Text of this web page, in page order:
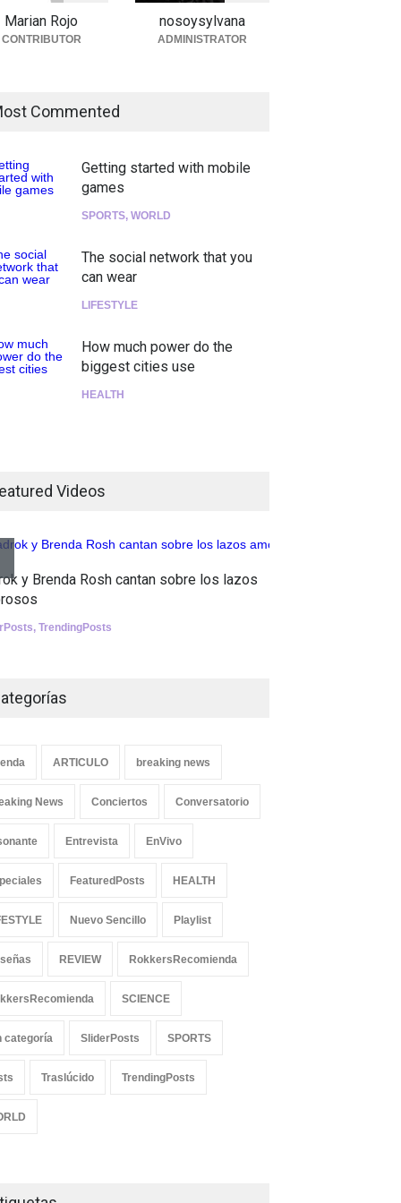
Marian Rojo
CONTRIBUTOR
nosoysylvana
ADMINISTRATOR
Commented
Getting started with mobile
games
SPORTS, WORLD
The social network that you
can wear
LIFESTYLE
How much power do the
biggest cities use
HEALTH
Nuclear fusion closer to
Videos
y Brenda Rosh cantan sobre los lazos
, TrendingPosts
ARTICULO breaking news
News Conciertos Conversatorio
Entrevista EnVivo
FeaturedPosts HEALTH
Nuevo Sencillo Playlist
REVIEW RokkersRecomienda
SCIENCE
categoría SliderPosts SPORTS
Traslúcido TrendingPosts